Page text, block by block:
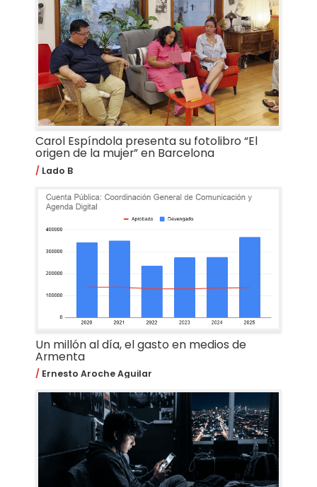
Carol Espíndola presenta su fotolibro “El
origen de la mujer” en Barcelona
Lado B
Un millón al día, el gasto en medios de
Armenta
Ernesto Aroche Aguilar